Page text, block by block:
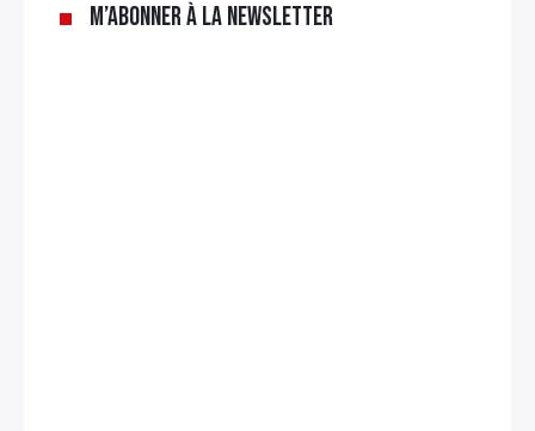
M’abonner à la newsletter